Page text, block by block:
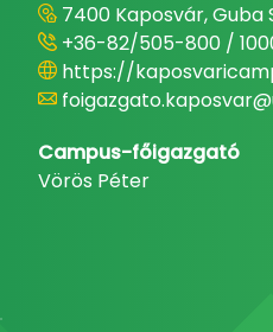
7400 Kaposvár, Guba
+36-82/505-800 /
https://
Campus-főigazgató
Vörös Péter